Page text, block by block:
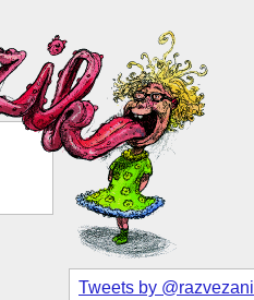
Tweets by @razvezani